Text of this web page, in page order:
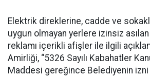
Elektrik direklerine, cadde ve
uygun olmayan yerlere izinsiz
reklamı içerikli afişler ile ilgili
Amirliği, “5326 Sayılı Kabahatler
Maddesi gereğince Belediyenin izni